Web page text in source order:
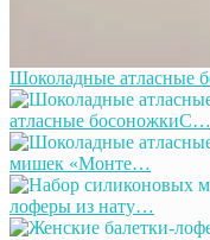
Шоколадные атласные
атласные босоножкиС…
мишек «Монте…
лоферы из нату…